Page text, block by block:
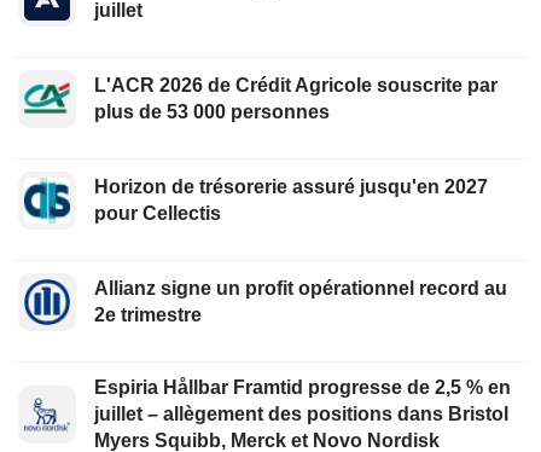
juillet
L'ACR 2026 de Crédit Agricole souscrite par
plus de 53 000 personnes
Horizon de trésorerie assuré jusqu'en 2027
pour Cellectis
Allianz signe un profit opérationnel record au
2e trimestre
Espiria Hållbar Framtid progresse de 2,5 % en
juillet – allègement des positions dans Bristol
Myers Squibb, Merck et Novo Nordisk